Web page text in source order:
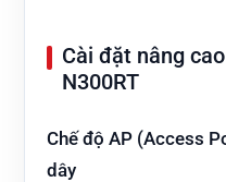
Cài đặt nâng
N300RT
Chế độ AP (Access
dây